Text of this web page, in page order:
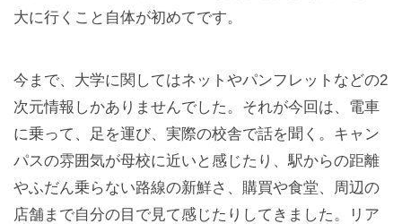
大に行くこと自体が初めてです。
今まで、大学に関してはネットやパンフレットなどの2
次元情報しかありませんでした。それが今回は、電車
に乗って、足を運び、実際の校舎で話を聞く。キャン
パスの雰囲気が母校に近いと感じたり、駅からの距離
やふだん乗らない路線の新鮮さ、購買や食堂、周辺の
店舗まで自分の目で見て感じたりしてきました。リア